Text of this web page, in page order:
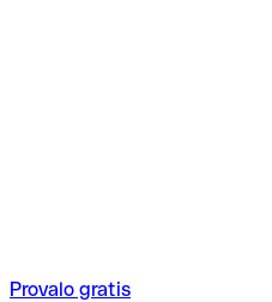
Provalo gratis